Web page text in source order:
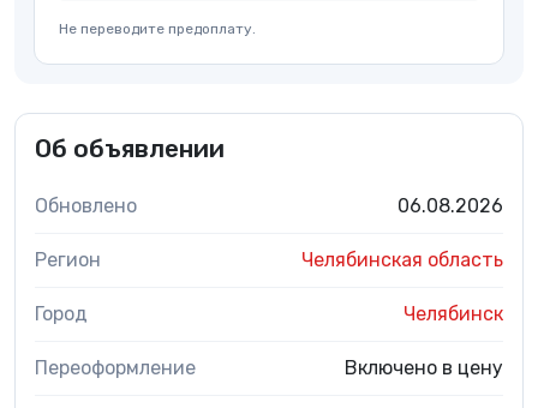
Не переводите предоплату.
Об объявлении
Обновлено 06.08.2026
Регион Челябинская область
Город Челябинск
Переоформление Включено в цену